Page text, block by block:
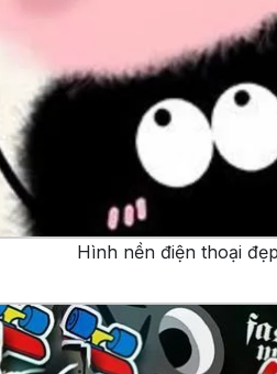
Hình nền điện thoại